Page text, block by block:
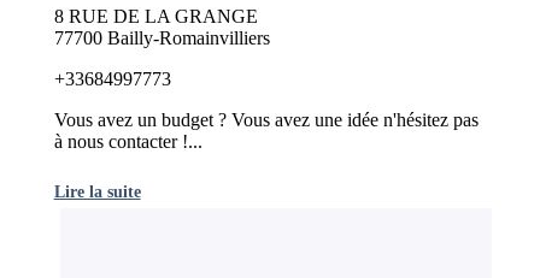
8 RUE DE LA GRANGE
77700 Bailly-Romainvilliers
+33684997773
Vous avez un budget ? Vous avez une idée n'hésitez pas
à nous contacter !...
Lire la suite